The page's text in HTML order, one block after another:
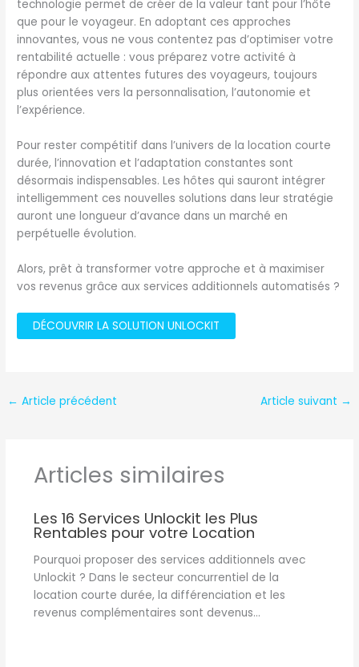
technologie permet de créer de la valeur tant pour l’hôte
que pour le voyageur. En adoptant ces approches
innovantes, vous ne vous contentez pas d’optimiser votre
rentabilité actuelle : vous préparez votre activité à
répondre aux attentes futures des voyageurs, toujours
plus orientées vers la personnalisation, l’autonomie et
l’expérience.
Pour rester compétitif dans l’univers de la location courte
durée, l’innovation et l’adaptation constantes sont
désormais indispensables. Les hôtes qui sauront intégrer
intelligemment ces nouvelles solutions dans leur stratégie
auront une longueur d’avance dans un marché en
perpétuelle évolution.
Alors, prêt à transformer votre approche et à maximiser
vos revenus grâce aux services additionnels automatisés ?
DÉCOUVRIR LA SOLUTION UNLOCKIT
← Article précédent Article suivant →
Articles similaires
Les 16 Services Unlockit les Plus
Rentables pour votre Location
Pourquoi proposer des services additionnels avec
Unlockit ? Dans le secteur concurrentiel de la
location courte durée, la différenciation et les
revenus complémentaires sont devenus…